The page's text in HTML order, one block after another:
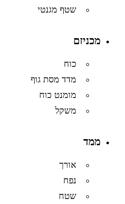
שטף מגנטי
מכניזם
כוח
מדד מסת גוף
מומנט כוח
משקל
ממד
אורך
נפח
שטח